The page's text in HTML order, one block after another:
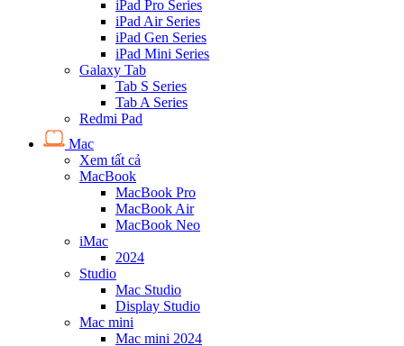
iPad Pro Series
iPad Air Series
iPad Gen Series
iPad Mini Series
Galaxy Tab
Tab S Series
Tab A Series
Redmi Pad
Mac
Xem tất cả
MacBook
MacBook Pro
MacBook Air
MacBook Neo
iMac
2024
Studio
Mac Studio
Display Studio
Mac mini
Mac mini 2024